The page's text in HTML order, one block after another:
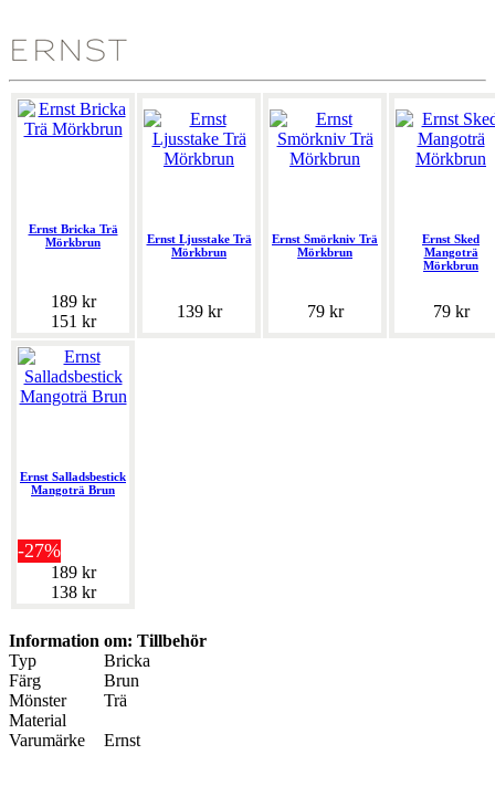
Ernst Bricka Trä
Mörkbrun
189 kr
151 kr
Ernst Ljusstake Trä
Mörkbrun
139 kr
Ernst Smörkniv Trä
Mörkbrun
79 kr
Ernst Sked
Mangoträ
Mörkbrun
79 kr
Ernst Salladsbestick
Mangoträ Brun
-27%
189 kr
138 kr
Information om: Tillbehör
Typ
Bricka
Färg
Brun
Mönster
Trä
Material
Varumärke
Ernst